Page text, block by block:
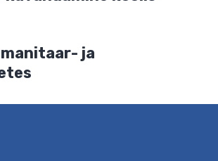
järgmiste kommentaaride jaoks.